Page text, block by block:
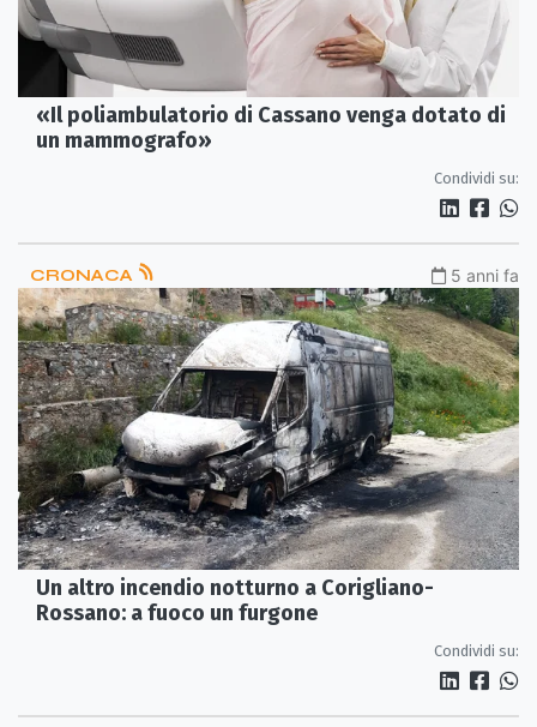
«Il poliambulatorio di Cassano venga dotato di
un mammografo»
Condividi su:
CRONACA 5 anni fa
Un altro incendio notturno a Corigliano-
Rossano: a fuoco un furgone
Condividi su: